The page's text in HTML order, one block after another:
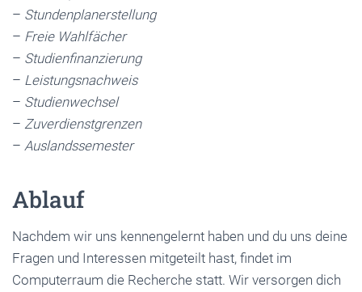
– Stundenplanerstellung
– Freie Wahlfächer
– Studienfinanzierung
– Leistungsnachweis
– Studienwechsel
– Zuverdienstgrenzen
– Auslandssemester
Ablauf
Nachdem wir uns kennengelernt haben und du uns deine
Fragen und Interessen mitgeteilt hast, findet im
Computerraum die Recherche statt. Wir versorgen dich